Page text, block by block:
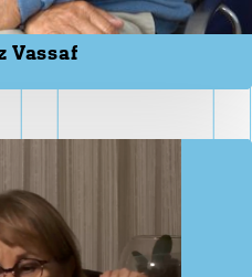
Vassaf